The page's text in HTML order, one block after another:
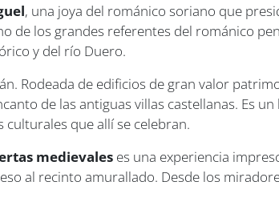
, una joya del románico soriano que
los grandes referentes del románico
y del río Duero.
Rodeada de edificios de gran valor
de las antiguas villas castellanas. Es
que allí se celebran.
medievales es una experiencia
al recinto amurallado. Desde los